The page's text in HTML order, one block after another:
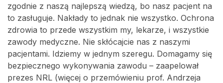
zgodnie z naszą najlepszą wiedzą, bo nasz pacjent na
to zasługuje. Nakłady to jednak nie wszystko. Ochrona
zdrowia to przede wszystkim my, lekarze, i wszystkie
zawody medyczne. Nie skłócajcie nas z naszymi
pacjentami. Idziemy w jednym szeregu. Domagamy się
bezpiecznego wykonywania zawodu – zaapelował
prezes NRL (więcej o przemówieniu prof. Andrzeja